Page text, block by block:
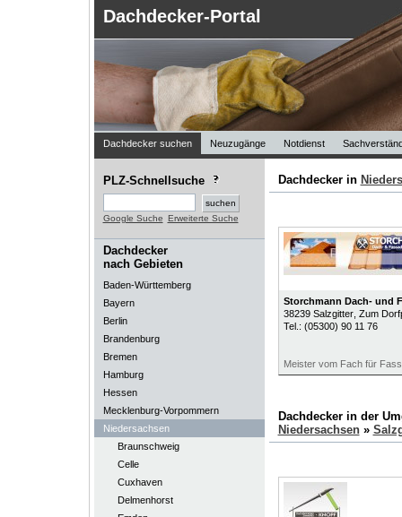
Dachdecker-Portal
Dachdecker suchen Neuzugänge Notdienst
PLZ-Schnellsuche
Google Suche Erweiterte Suche
Dachdecker
nach Gebieten
Baden-Württemberg
Bayern
Berlin
Brandenburg
Bremen
Hamburg
Hessen
Mecklenburg-Vorpommern
Niedersachsen
Braunschweig
Celle
Cuxhaven
Delmenhorst
Dachdecker in
Storchmann Dach- und
38239 Salzgitter, Zum
Tel.: (05300) 90 11 76
Meister vom Fach für
Dachdecker in der
Niedersachsen»